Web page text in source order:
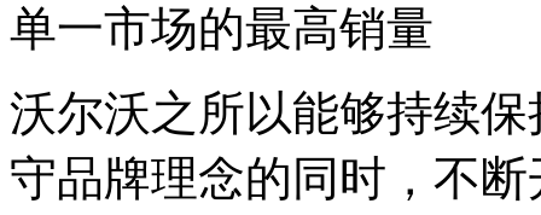
单一市场的最高销量
沃尔沃之所以能够持续
守品牌理念的同时，不